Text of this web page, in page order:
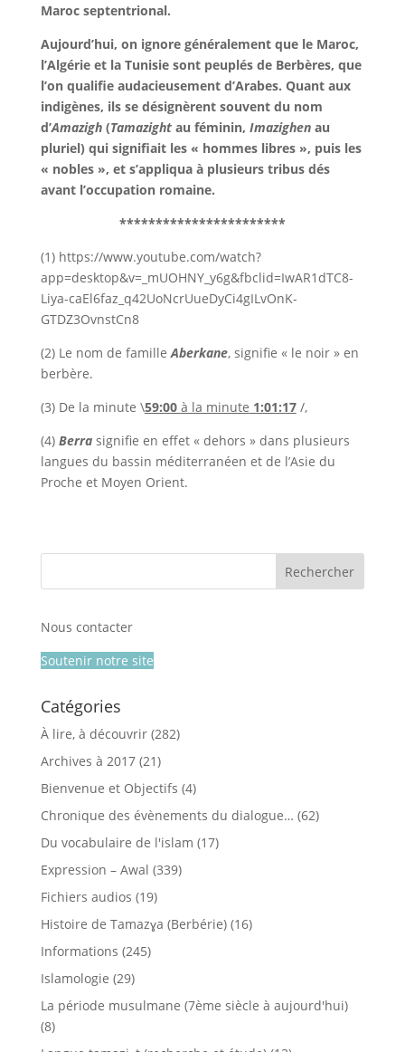
Maroc septentrional.
Aujourd’hui, on ignore généralement que le Maroc,
l’Algérie et la Tunisie sont peuplés de Berbères, que
l’on qualifie audacieusement d’Arabes. Quant aux
indigènes, ils se désignèrent souvent du nom
d’Amazigh(Tamazight au féminin, Imazighenau
pluriel) qui signifiait les « hommes libres », puis les
« nobles », et s’appliqua à plusieurs tribus dés
avant l’occupation romaine.
***********************
(1) https://www.youtube.com/watch?
app=desktop&v=_mUOHNY_y6g&fbclid=IwAR1dTC8-
Liya-caEl6faz_q42UoNcrUueDyCi4gILvOnK-
GTDZ3OvnstCn8
(2) Le nom de familleAberkane, signifie « le noir » en
berbère.
(3) De la minute \59:00 à la minute 1:01:17/,
(4) Berrasignifie en effet « dehors » dans plusieurs
langues du bassin méditerranéen et de l’Asie du
Proche et Moyen Orient.
Nous contacter
Soutenir notre site
Catégories
À lire, à découvrir(282)
Archives à 2017(21)
Bienvenue et Objectifs (4)
Chronique des évènements du dialogue… (62)
Du vocabulaire de l'islam (17)
Expression – Awal (339)
Fichiers audios (19)
Histoire de Tamazɣa (Berbérie)(16)
Informations (245)
Islamologie (29)
La période musulmane (7ème siècle à aujourd'hui)
(8)